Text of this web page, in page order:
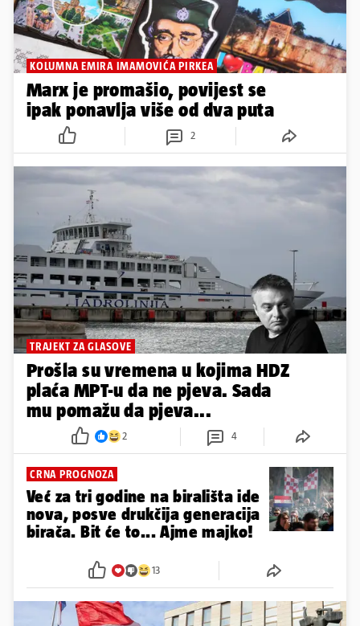
KOLUMNA EMIRA IMAMOVIĆA PIRKEA
Marx je promašio, povijest se
ipak ponavlja više od dva puta
2
TRAJEKT ZA GLASOVE
Prošla su vremena u kojima HDZ
plaća MPT-u da ne pjeva. Sada
mu pomažu da pjeva...
2 4
CRNA PROGNOZA
Već za tri godine na birališta ide
nova, posve drukčija generacija
birača. Bit će to... Ajme majko!
13